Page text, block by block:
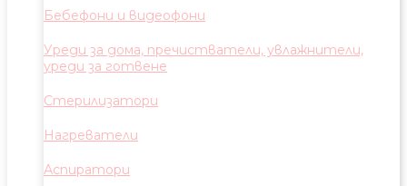
Бебефони и видеофони
Уреди за дома, пречистватели, увлажнители,
уреди за готвене
Стерилизатори
Нагреватели
Аспиратори